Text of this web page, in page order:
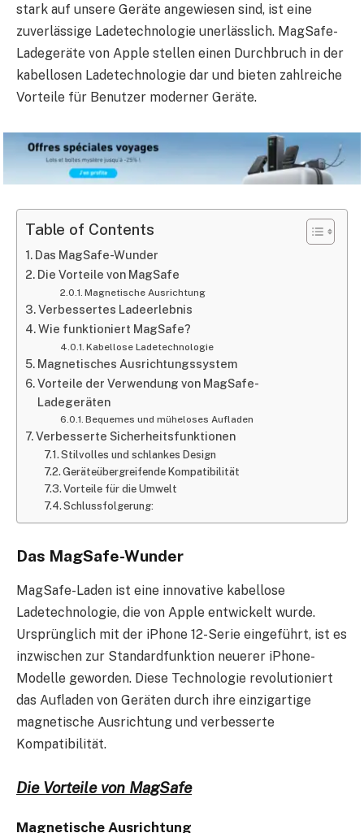
stark auf unsere Geräte angewiesen sind, ist eine
zuverlässige Ladetechnologie unerlässlich. MagSafe-
Ladegeräte von Apple stellen einen Durchbruch in der
kabellosen Ladetechnologie dar und bieten zahlreiche
Vorteile für Benutzer moderner Geräte.
Table of Contents
Das MagSafe-Wunder
Die Vorteile von MagSafe
Magnetische Ausrichtung
Verbessertes Ladeerlebnis
Wie funktioniert MagSafe?
Kabellose Ladetechnologie
Magnetisches Ausrichtungssystem
Vorteile der Verwendung von MagSafe-
Ladegeräten
Bequemes und müheloses Aufladen
Verbesserte Sicherheitsfunktionen
Stilvolles und schlankes Design
Geräteübergreifende Kompatibilität
Vorteile für die Umwelt
Schlussfolgerung:
Das MagSafe-Wunder
MagSafe-Laden ist eine innovative kabellose
Ladetechnologie, die von Apple entwickelt wurde.
Ursprünglich mit der iPhone 12-Serie eingeführt, ist es
inzwischen zur Standardfunktion neuerer iPhone-
Modelle geworden. Diese Technologie revolutioniert
das Aufladen von Geräten durch ihre einzigartige
magnetische Ausrichtung und verbesserte
Kompatibilität.
Die Vorteile von MagSafe
Magnetische Ausrichtung